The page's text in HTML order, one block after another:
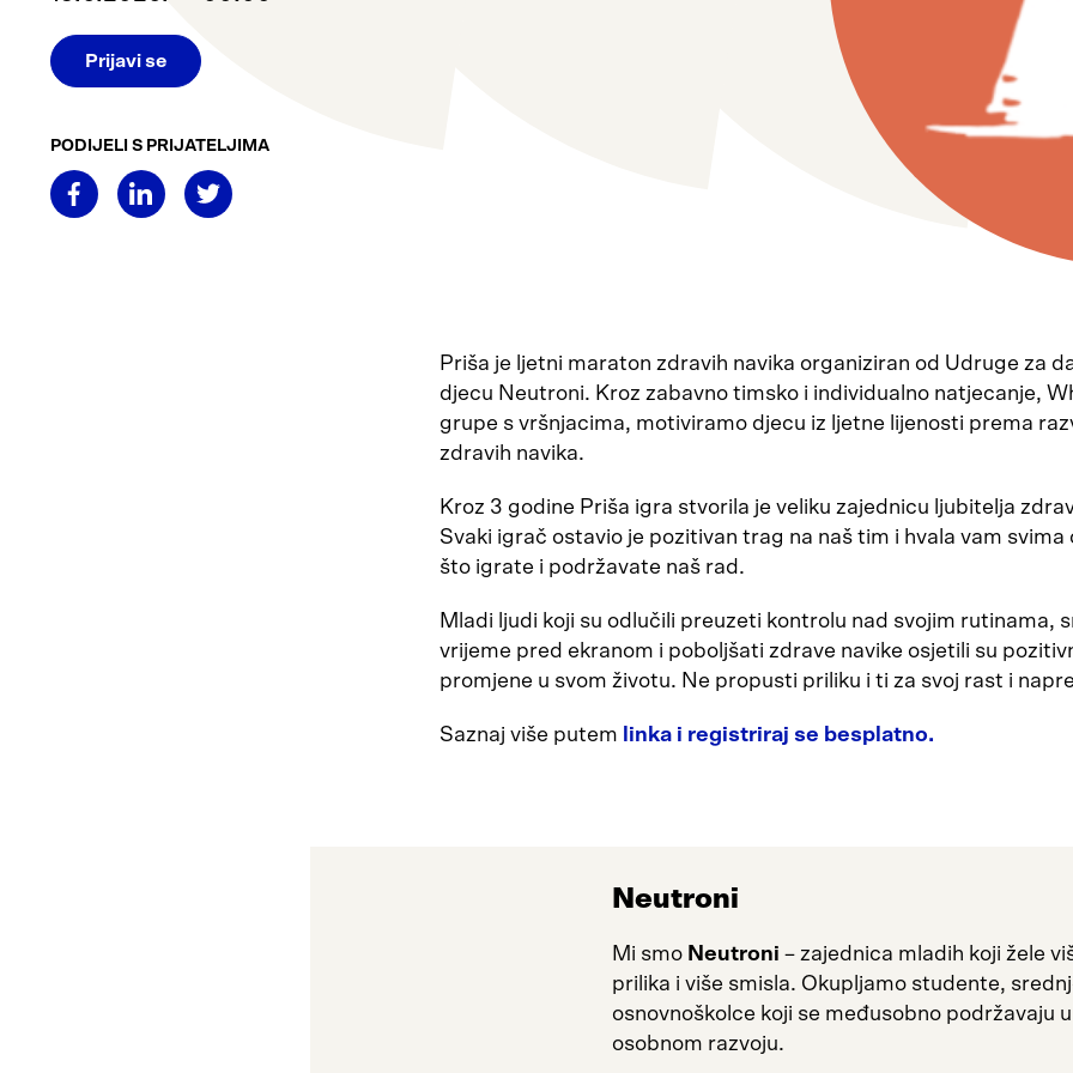
Prijavi se
PODIJELI S PRIJATELJIMA
Priša je ljetni maraton zdravih navika organiziran od Udruge za
djecu Neutroni. Kroz zabavno timsko i individualno natjecanje,
grupe s vršnjacima, motiviramo djecu iz ljetne lijenosti prema
zdravih navika.
Kroz 3 godine Priša igra stvorila je veliku zajednicu ljubitelja
Svaki igrač ostavio je pozitivan trag na naš tim i hvala vam svima
što igrate i podržavate naš rad.
Mladi ljudi koji su odlučili preuzeti kontrolu nad svojim rutinama,
vrijeme pred ekranom i poboljšati zdrave navike osjetili su
promjene u svom životu. Ne propusti priliku i ti za svoj rast i
Saznaj više putem linka i registriraj se besplatno.
Neutroni
Mi smo Neutroni – zajednica mladih koji žele
prilika i više smisla. Okupljamo studente,
osnovnoškolce koji se međusobno podržavaju
osobnom razvoju.